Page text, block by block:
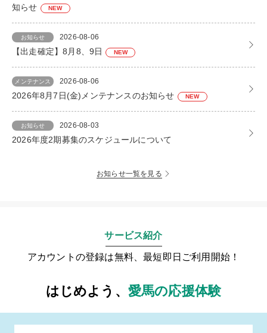
知らせ
NEW
お知らせ 2026-08-06
【出走確定】8月8、9日 NEW
メンテナンス 2026-08-06
2026年8月7日(金)メンテナンスのお知らせ NEW
お知らせ 2026-08-03
2026年度2期募集のスケジュールについて
お知らせ一覧を見る
サービス紹介
アカウントの登録は無料、最短即日ご利用開始！
はじめよう、 愛馬の応援体験